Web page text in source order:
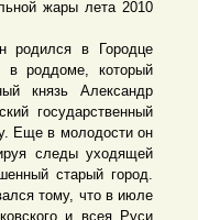
жары лета 2010
в Городце
в роддоме, который
князь Александр
государственный
Еще в молодости он
следы уходящей
старый город.
тому, что в июле
и всея Руси